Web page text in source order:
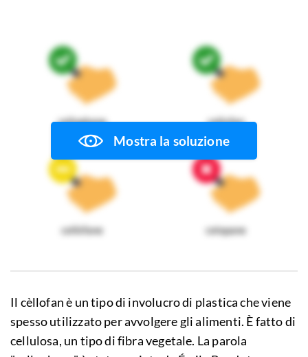
Mostra la soluzione
cellophane cellofan
cellòfane celopane
Il cèllofan è un tipo di involucro di plastica che viene
spesso utilizzato per avvolgere gli alimenti. È fatto di
cellulosa, un tipo di fibra vegetale. La parola